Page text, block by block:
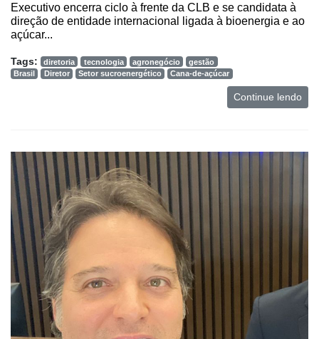
Executivo encerra ciclo à frente da CLB e se candidata à
direção de entidade internacional ligada à bioenergia e ao
açúcar...
Tags: diretoria tecnologia agronegócio
gestão
Brasil
Diretor Setor sucroenergético Cana-de-açúcar
Continue lendo